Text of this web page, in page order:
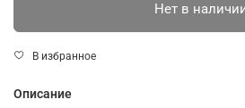
Нет в
В избранное
Описание